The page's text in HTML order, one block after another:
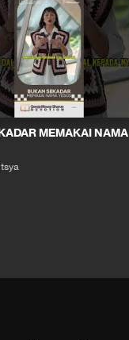
MEMAKAI NAMA